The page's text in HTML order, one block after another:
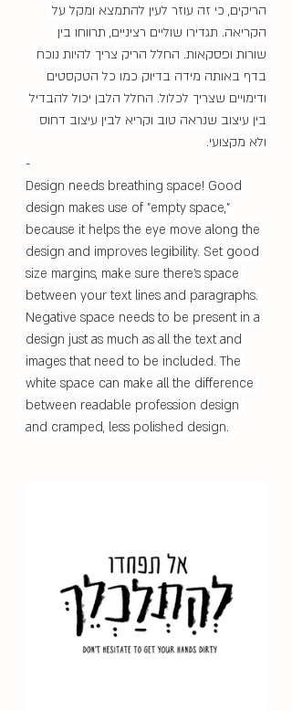
הריקים, כי זה עוזר לעין להתמצא ומקל על
הקריאה. תגדירו שוליים רציניים, תרווחו בין
שורות ופסקאות. החלל הריק צריך להיות נוכח
בדף באותה מידה בדיוק כמו כל הטקסטים
ודימויים שצריך לכלול. החלל הלבן יכול להבדיל
בין עיצוב שנראה טוב וקריא לבין עיצוב דחוס
ולא מקצועי.
-
Design needs breathing space! Good
design makes use of "empty space,"
because it helps the eye move along the
design and improves legibility. Set good
size margins, make sure there's space
between your text lines and paragraphs.
Negative space needs to be present in a
design just as much as all the text and
images that need to be included. The
white space can make all the difference
between readable profession design
and cramped, less polished design.